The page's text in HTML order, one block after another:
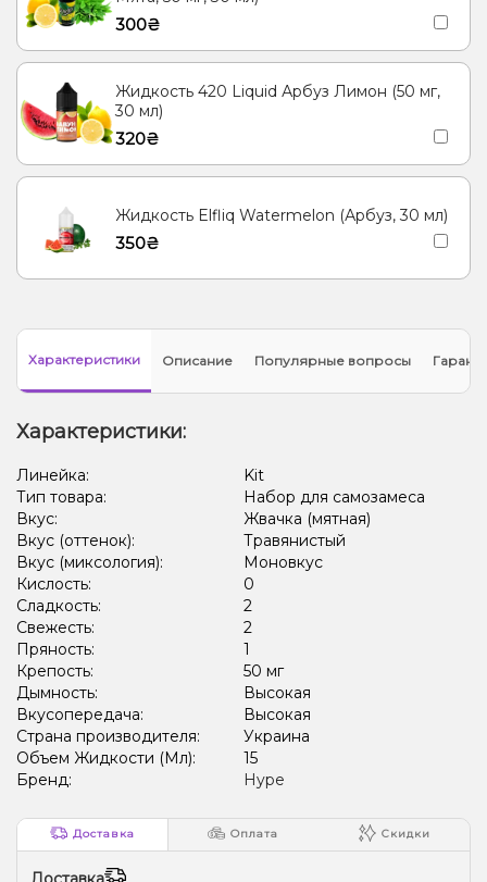
300₴
Жидкость 420 Liquid Арбуз Лимон (50 мг,
30 мл)
320₴
Жидкость Elfliq Watermelon (Арбуз, 30 мл)
350₴
Характеристики Описание Популярные вопросы
Характеристики:
Линейка:
Kit
Тип товара:
Набор для самозамеса
Вкус:
Жвачка (мятная)
Вкус (оттенок):
Травянистый
Вкус (миксология):
Моновкус
Кислость:
0
Сладкость:
2
Свежесть:
2
Пряность:
1
Крепость:
50 мг
Дымность:
Высокая
Вкусопередача:
Высокая
Страна производителя:
Украина
Объем Жидкости (Мл):
15
Бренд:
Hype
Доставка Оплата Скидки